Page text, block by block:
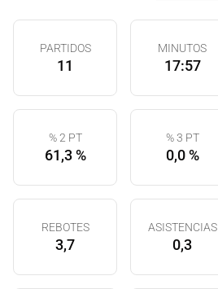
PARTIDOS
11
MINUTOS
17:57
% 2 PT
61,3 %
% 3 PT
0,0 %
REBOTES
3,7
ASISTENCIAS
0,3